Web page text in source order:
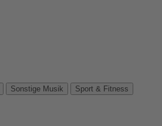
Sonstige Musik
Sport & Fitness